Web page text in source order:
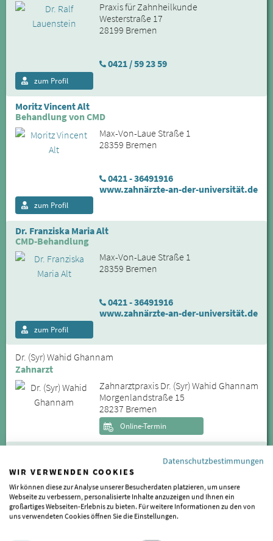
Praxis für Zahnheilkunde
Westerstraße 17
28199 Bremen
0421 / 59 23 59
zum Profil
Moritz Vincent Alt
Behandlung von CMD
Max-Von-Laue Straße 1
28359 Bremen
0421 - 36491916
www.zahnärzte-an-der-universität.de
zum Profil
Dr. Franziska Maria Alt
CMD-Behandlung
Max-Von-Laue Straße 1
28359 Bremen
0421 - 36491916
www.zahnärzte-an-der-universität.de
zum Profil
Dr. (Syr) Wahid Ghannam
Zahnarzt
Zahnarztpraxis Dr. (Syr) Wahid Ghannam
Morgenlandstraße 15
28237 Bremen
Online-Termin
Zahnarztpraxis Dr. (Syr) Wahid Ghannam
Morgenlandstraße 15
28237 Bremen
Online-Termin
Datenschutzbestimmungen
WIR VERWENDEN COOKIES
Wir können diese zur Analyse unserer Besucherdaten platzieren, um unsere
Webseite zu verbessern, personalisierte Inhalte anzuzeigen und Ihnen ein
großartiges Webseiten-Erlebnis zu bieten. Für weitere Informationen zu den von
uns verwendeten Cookies öffnen Sie die Einstellungen.